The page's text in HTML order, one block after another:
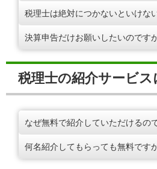
税理士は絶対につかないといけな
決算申告だけお願いしたいのです
税理士の紹介サービス
なぜ無料で紹介していただけるの
何名紹介してもらっても無料です